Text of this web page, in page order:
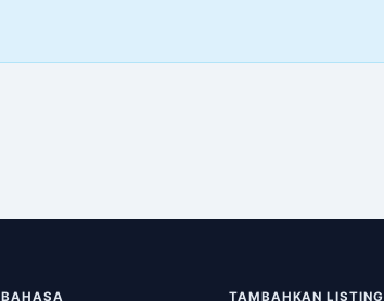
BAHASA TAMBAHKAN LISTING